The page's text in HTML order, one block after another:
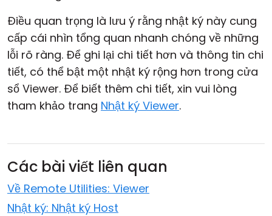
Điều quan trọng là lưu ý rằng nhật ký này cung
cấp cái nhìn tổng quan nhanh chóng về những
lỗi rõ ràng. Để ghi lại chi tiết hơn và thông tin chi
tiết, có thể bật một nhật ký rộng hơn trong cửa
sổ Viewer. Để biết thêm chi tiết, xin vui lòng
tham khảo trang Nhật ký Viewer.
Các bài viết liên quan
Về Remote Utilities: Viewer
Nhật ký: Nhật ký Host